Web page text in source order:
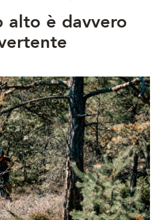
Blog
EN
alto è davvero